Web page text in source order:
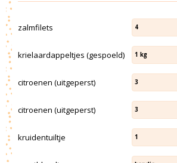
zalmfilets 4
krielaardappeltjes (gespoeld) 1 kg
citroenen (uitgeperst) 3
citroenen (uitgeperst) 3
kruidentuiltje 1